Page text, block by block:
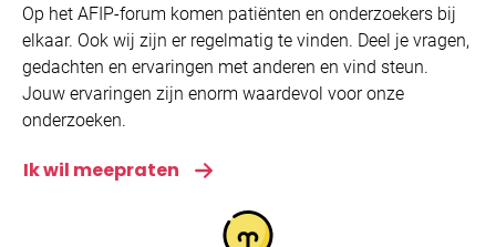
Op het AFIP-forum komen patiënten en onderzoekers bij
elkaar. Ook wij zijn er regelmatig te vinden. Deel je vragen,
gedachten en ervaringen met anderen en vind steun.
Jouw ervaringen zijn enorm waardevol voor onze
onderzoeken.
Ik wil meepraten